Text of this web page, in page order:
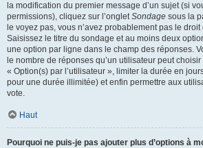
la modification du premier message d’un sujet (si
permissions), cliquez sur l’ongletSondage sous la
le voyez pas, vous n’avez probablement pas le
Saisissez le titre du sondage et au moins deux
une option par ligne dans le champ des réponses.
le nombre de réponses qu’un utilisateur peut
« Option(s) par l’utilisateur », limiter la durée en
pour une durée illimitée) et enfin permettre aux
vote.
Haut
Pourquoi ne puis-je pas ajouter plus d’options à